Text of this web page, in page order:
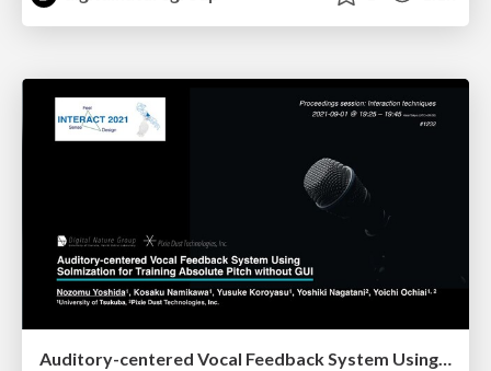
Auditory-centered Vocal Feedback System Using Solmization for Training Absolute Pitch without GUI